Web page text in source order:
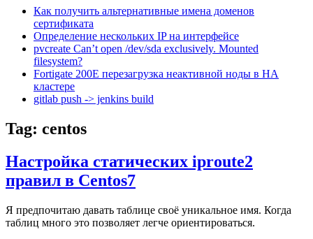
Как получить альтернативные имена доменов
сертификата
Определение нескольких IP на интерфейсе
pvcreate Can’t open /dev/sda exclusively. Mounted
filesystem?
Fortigate 200E перезагрузка неактивной ноды в HA
кластере
gitlab push -> jenkins build
Tag: centos
Настройка статических iproute2
правил в Centos7
Я предпочитаю давать таблице своё уникальное имя. Когда
таблиц много это позволяет легче ориентировaться.